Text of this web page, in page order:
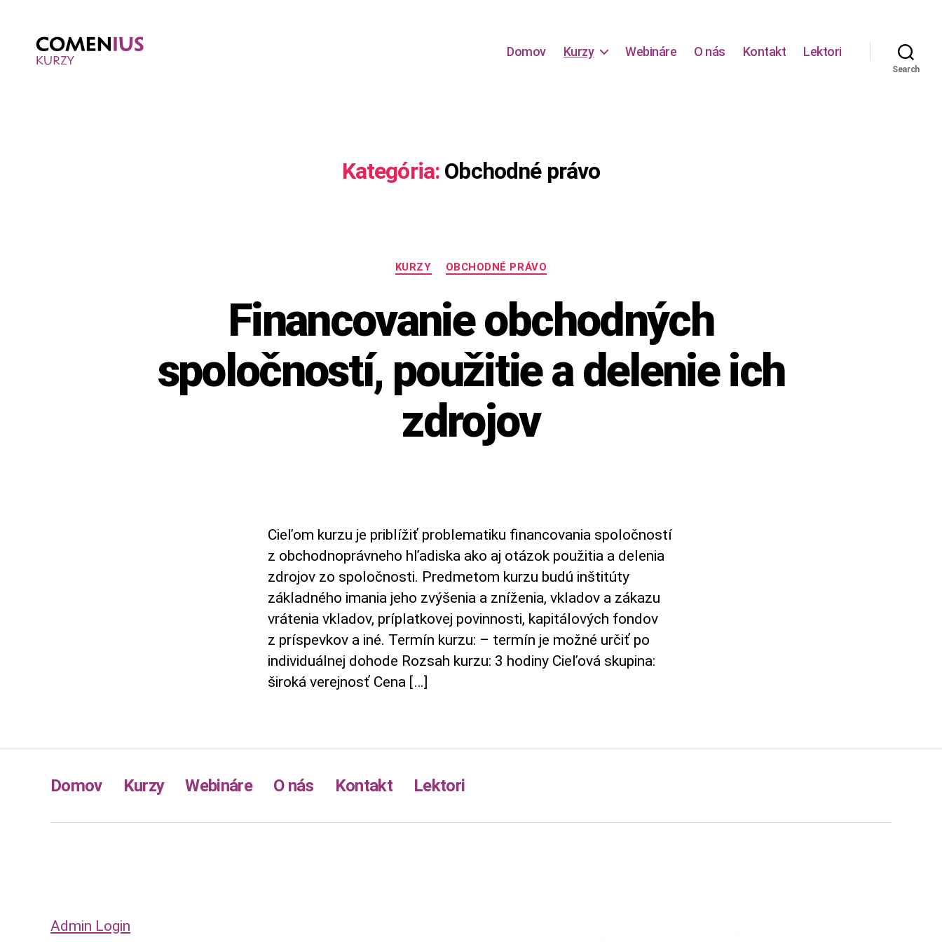
Domov Kurzy Webináre O nás Kontakt Lektori
Search
Kategória: Obchodné právo
Kategórie
KURZY OBCHODNÉ PRÁVO
Financovanie obchodných
spoločností, použitie a delenie ich
zdrojov
Cieľom kurzu je priblížiť problematiku financovania spoločností
z obchodnoprávneho hľadiska ako aj otázok použitia a delenia
zdrojov zo spoločnosti. Predmetom kurzu budú inštitúty
základného imania jeho zvýšenia a zníženia, vkladov a zákazu
vrátenia vkladov, príplatkovej povinnosti, kapitálových fondov
z príspevkov a iné. Termín kurzu: – termín je možné určiť po
individuálnej dohode Rozsah kurzu: 3 hodiny Cieľová skupina:
široká verejnosť Cena […]
Domov Kurzy Webináre O nás Kontakt Lektori
Admin Login